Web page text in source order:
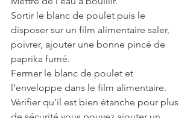
Sortir le blanc de poulet puis le
disposer sur un film alimentaire saler,
poivrer, ajouter une bonne pincé de
paprika fumé.
Fermer le blanc de poulet et
l’enveloppe dans le film alimentaire.
Vérifier qu’il est bien étanche pour plus